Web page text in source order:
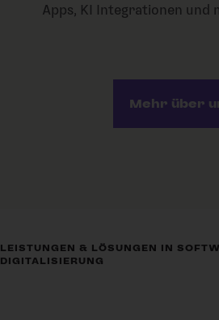
Apps, KI Integrationen und
Mehr über
LEISTUNGEN & LÖSUNGEN IN
DIGITALISIERUNG